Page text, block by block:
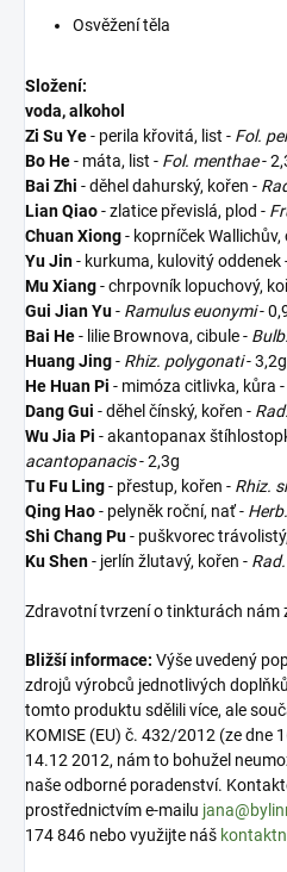
Osvěžení těla
Složení:
voda, alkohol
Zi Su Ye- perila křovitá, list - Fol.
Bo He- máta, list - Fol. menthae-
Bai Zhi - děhel dahurský, kořen -
Lian Qiao- zlatice převislá, plod -
Chuan Xiong- koprníček Wallichův,
Yu Jin- kurkuma, kulovitý oddenek
Mu Xiang- chrpovník lopuchový,
Gui Jian Yu- Ramulus euonymi-
Bai He- lilie Brownova, cibule -
Huang Jing- Rhiz. polygonati- 3,2g
He Huan Pi - mimóza citlivka, kůra -
Dang Gui - děhel čínský, kořen -
Wu Jia Pi - akantopanax
acantopanacis- 2,3g
Tu Fu Ling- přestup, kořen - Rhiz.
Qing Hao- pelyněk roční, nať -
Shi Chang Pu- puškvorec
Ku Shen- jerlín žlutavý, kořen -
Zdravotní tvrzení o tinkturách nám
Bližší informace: Výše uvedený
zdrojů výrobců jednotlivých
tomto produktu sdělili více, ale
KOMISE (EU) č. 432/2012 (ze dne
14.12 2012, nám to bohužel
naše odborné poradenství.
prostřednictvím e-mailu
174 846 nebo využijte náš